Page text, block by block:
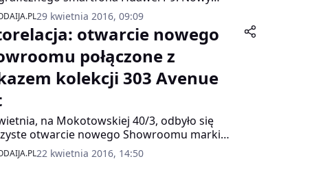
powstał we współpracy z firmą Leica.
została zaaranżowana jak multimedialna
fotografii. Wydarzenie uświetniła
na oczach zgromadzonych gości
zdjęciowa, zrealizowana przez Jacka
Na premierze nie zabrakło gwiazd,
się m.in. Łukasz Jemioł, Joanna
Kamila Szczawińska. Zwieńczeniem
był koncert Ani Dąbrowskiej.
29 kwietnia 2016, 09:09
otwarcie nowego
połączone z
kolekcji 303 Avenue
na Mokotowskiej 40/3, odbyło się
otwarcie nowego Showroomu marki
połączone z pokazem kolekcji –
linii odzieży 303 Avenue ART.
22 kwietnia 2016, 14:50